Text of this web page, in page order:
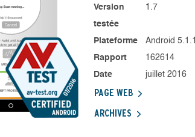
Version
testée
1.7
Plateforme
Android 5.1.1
Rapport
162614
Date
juillet 2016
PAGE WEB
ARCHIVES